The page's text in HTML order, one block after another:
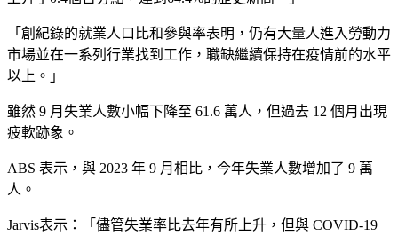
「創紀錄的就業人口比和參與率表明，仍有大量人進入勞動力
市場並在一系列行業找到工作，職缺繼續保持在疫情前的水平
以上。」
雖然 9 月失業人數小幅下降至 61.6 萬人，但過去 12 個月出現
疲軟跡象。
ABS 表示，與 2023 年 9 月相比，今年失業人數增加了 9 萬
人。
Jarvis表示：「儘管失業率比去年有所上升，但與 COVID-19